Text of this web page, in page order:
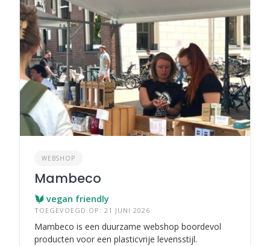
WEBSHOP
Mambeco
vegan friendly
TOEGEVOEGD OP: 21 JUNI 2026
Mambeco is een duurzame webshop boordevol
producten voor een plasticvrije levensstijl.